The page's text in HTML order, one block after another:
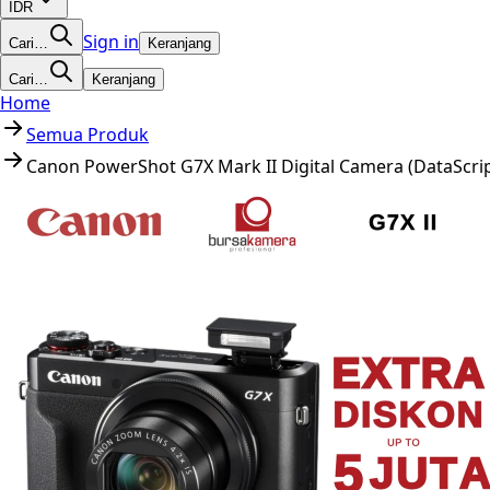
IDR
Cari… Sign in Keranjang
Cari… Keranjang
Home
Semua Produk
Canon PowerShot G7X Mark II Digital Camera